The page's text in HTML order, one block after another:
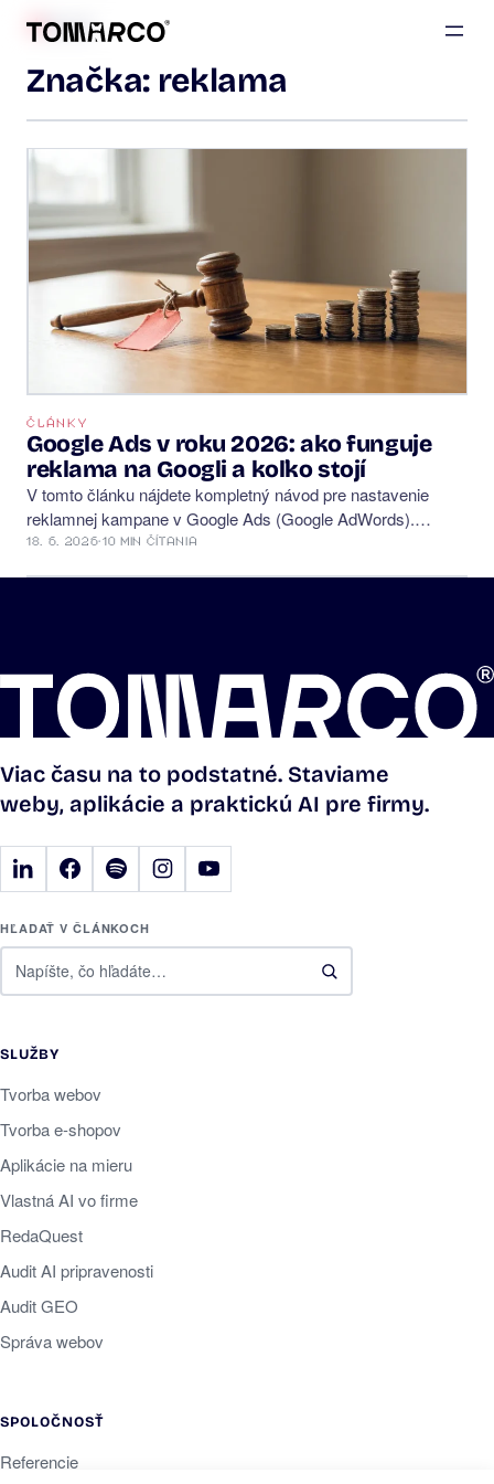
BLOG
Značka: reklama
ČLÁNKY
Google Ads v roku 2026: ako funguje
reklama na Googli a koľko stojí
V tomto článku nájdete kompletný návod pre nastavenie
reklamnej kampane v Google Ads (Google AdWords).
Všetko čo potrebujete vedieť pre úspešnú kampaň.
18. 6. 2026· 10 MIN ČÍTANIA
Viac času na to podstatné. Staviame
weby, aplikácie a praktickú AI pre firmy.
HĽADAŤ V ČLÁNKOCH
SLUŽBY
Tvorba webov
Tvorba e-shopov
Aplikácie na mieru
Vlastná AI vo firme
RedaQuest
Audit AI pripravenosti
Audit GEO
Správa webov
SPOLOČNOSŤ
Referencie